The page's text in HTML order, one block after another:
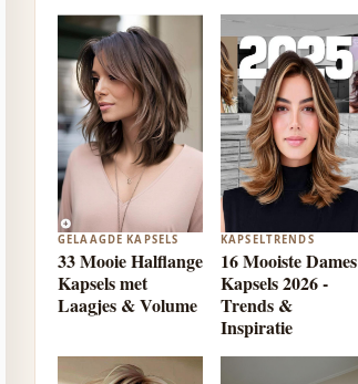
GELAAGDE KAPSELS
33 Mooie Halflange
Kapsels met
Laagjes & Volume
KAPSELTRENDS
16 Mooiste Dames
Kapsels 2026 -
Trends &
Inspiratie